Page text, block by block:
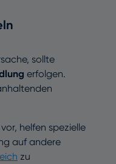
sollte
erfolgen.
helfen spezielle
auf andere
zu